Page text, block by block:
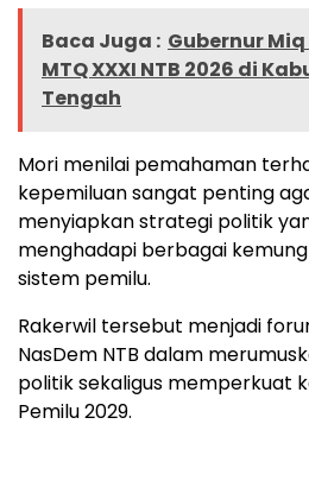
Baca Juga : Gubernur
MTQ XXXI NTB 2026 di
Tengah
Mori menilai pemahaman
kepemiluan sangat penting
menyiapkan strategi politik
menghadapi berbagai
sistem pemilu.
Rakerwil tersebut menjadi
NasDem NTB dalam
politik sekaligus memperkuat
Pemilu 2029.